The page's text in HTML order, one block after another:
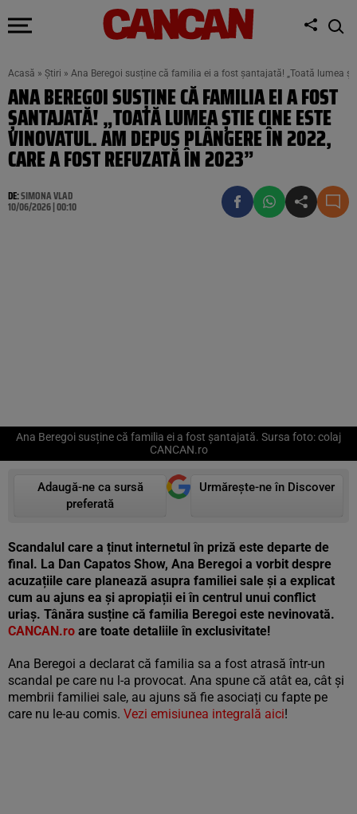
Acasă » Știri » Ana Beregoi susține că familia ei a fost șantajată! „Toată lumea
ANA BEREGOI SUSȚINE CĂ FAMILIA EI A FOST
ȘANTAJATĂ! „TOATĂ LUMEA ȘTIE CINE ESTE
VINOVATUL. AM DEPUS PLÂNGERE ÎN 2022,
CARE A FOST REFUZATĂ ÎN 2023”
DE:SIMONA VLAD
10/06/2026 | 00:10
Ana Beregoi susține că familia ei a fost șantajată. Sursa foto: colaj
CANCAN.ro
Adaugă-ne ca sursă
preferată
Urmărește-ne în Discover
Scandalul care a ținut internetul în priză este departe de
final. La Dan Capatos Show, Ana Beregoi a vorbit despre
acuzațiile care planează asupra familiei sale și a explicat
cum au ajuns ea și apropiații ei în centrul unui conflict
uriaș. Tânăra susține că familia Beregoi este nevinovată.
CANCAN.ro are toate detaliile în exclusivitate!
Ana Beregoi a declarat că familia sa a fost atrasă într-un
scandal pe care nu l-a provocat. Ana spune că atât ea, cât și
membrii familiei sale, au ajuns să fie asociați cu fapte pe
care nu le-au comis. Vezi emisiunea integrală aici!